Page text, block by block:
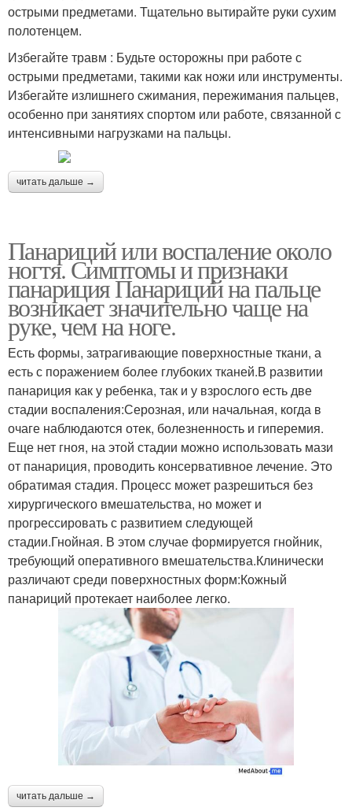
острыми предметами. Тщательно вытирайте руки сухим
полотенцем.
Избегайте травм : Будьте осторожны при работе с
острыми предметами, такими как ножи или инструменты.
Избегайте излишнего сжимания, пережимания пальцев,
особенно при занятиях спортом или работе, связанной с
интенсивными нагрузками на пальцы.
читать дальше →
Панариций или воспаление около
ногтя. Симптомы и признаки
панариция Панариций на пальце
возникает значительно чаще на
руке, чем на ноге.
Есть формы, затрагивающие поверхностные ткани, а
есть с поражением более глубоких тканей.В развитии
панариция как у ребенка, так и у взрослого есть две
стадии воспаления:Серозная, или начальная, когда в
очаге наблюдаются отек, болезненность и гиперемия.
Еще нет гноя, на этой стадии можно использовать мази
от панариция, проводить консервативное лечение. Это
обратимая стадия. Процесс может разрешиться без
хирургического вмешательства, но может и
прогрессировать с развитием следующей
стадии.Гнойная. В этом случае формируется гнойник,
требующий оперативного вмешательства.Клинически
различают среди поверхностных форм:Кожный
панариций протекает наиболее легко.
читать дальше →